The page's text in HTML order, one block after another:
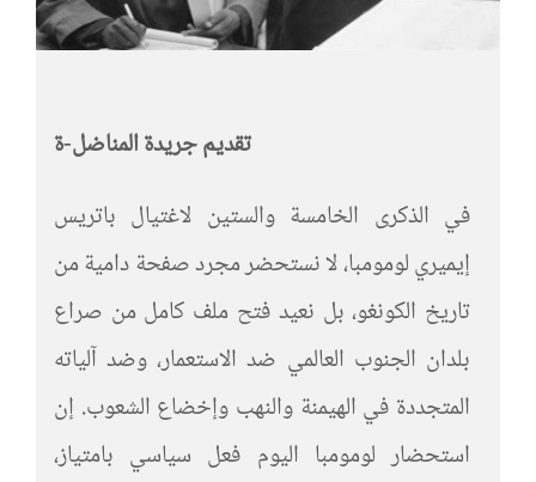
تقديم جريدة المناضل-ة
في الذكرى الخامسة والستين لاغتيال باتريس
إيميري لومومبا، لا نستحضر مجرد صفحة دامية من
تاريخ الكونغو، بل نعيد فتح ملف كامل من صراع
بلدان الجنوب العالمي ضد الاستعمار، وضد آلياته
المتجددة في الهيمنة والنهب وإخضاع الشعوب. إن
استحضار لومومبا اليوم فعل سياسي بامتياز،